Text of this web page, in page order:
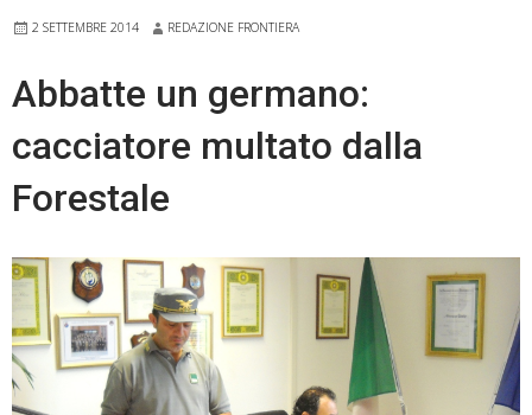
2 SETTEMBRE 2014 REDAZIONE FRONTIERA
Abbatte un germano:
cacciatore multato dalla
Forestale